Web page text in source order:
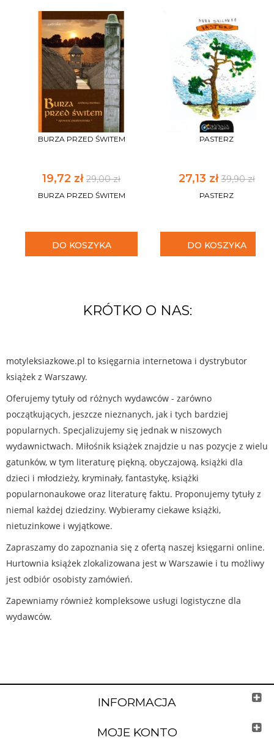
BURZA PRZED ŚWITEM
19,72 zł 29,00 zł
BURZA PRZED ŚWITEM
DO KOSZYKA
PASTERZ
27,13 zł39,90 zł
PASTERZ
DO KOSZYKA
KRÓTKO O NAS:
motyleksiazkowe.pl to księgarnia internetowa i dystrybutor
książek z Warszawy.
Oferujemy tytuły od różnych wydawców - zarówno
początkujących, jeszcze nieznanych, jak i tych bardziej
popularnych. Specjalizujemy się jednak w niszowych
wydawnictwach. Miłośnik książek znajdzie u nas pozycje z wielu
gatunków, w tym literaturę piękną, obyczajową, książki dla
dzieci i młodzieży, kryminały, fantastykę, książki
popularnonaukowe oraz literaturę faktu. Proponujemy tytuły z
niemal każdej dziedziny. Wybieramy ciekawe książki,
nietuzinkowe i wyjątkowe.
Zapraszamy do zapoznania się z ofertą naszej księgarni online.
Hurtownia książek zlokalizowana jest w Warszawie i tu możliwy
jest odbiór osobisty zamówień.
Zapewniamy również kompleksowe usługi logistyczne dla
wydawców.
INFORMACJA
MOJE KONTO